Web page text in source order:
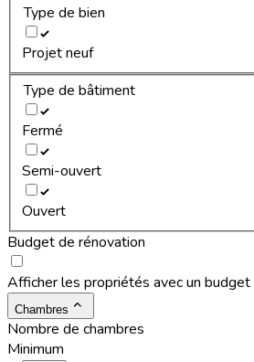
Type de bien
Projet neuf
Type de bâtiment
Fermé
Semi-ouvert
Ouvert
Budget de rénovation
Afficher les propriétés avec un
Chambres
Nombre de chambres
Minimum